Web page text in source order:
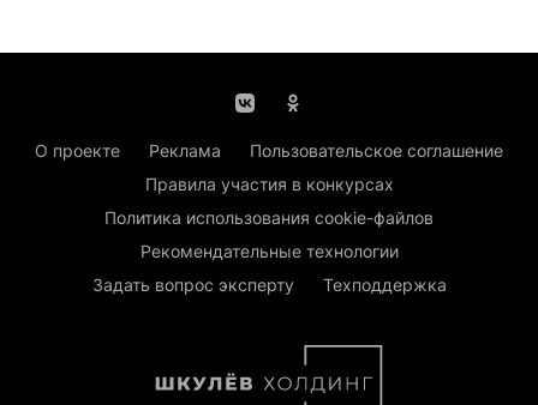
О проекте Реклама
Пользовательское соглашение
Правила участия в конкурсах
Политика использования cookie-файлов
Рекомендательные технологии
Задать вопрос эксперту
Техподдержка